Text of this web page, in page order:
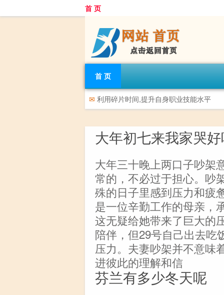
首 页
首 页
✉ 利用碎片时间,提升自身职业技能水平
大年初七来我家哭
大年三十晚上两口子吵架
常的，不必过于担心。吵
殊的日子里感到压力和疲
是一位辛勤工作的母亲，
这无疑给她带来了巨大的
陪伴，但29号自己出去吃
压力。夫妻吵架并不意味
进彼此的理解和信
芬兰有多少冬天呢